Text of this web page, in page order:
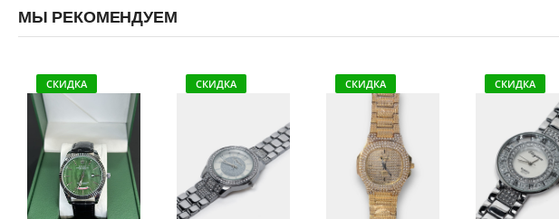
МЫ РЕКОМЕНДУЕМ
СКИДКА СКИДКА СКИДКА СКИДКА